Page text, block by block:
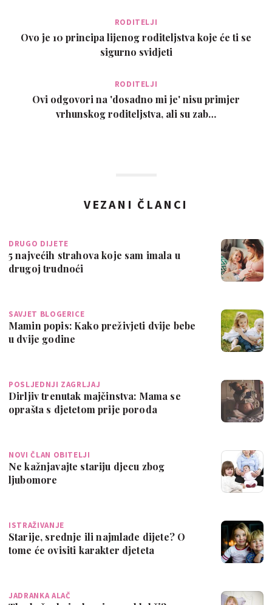
RODITELJI
Ovo je 10 principa lijenog roditeljstva koje će ti se
sigurno svidjeti
RODITELJI
Ovi odgovori na 'dosadno mi je' nisu primjer
vrhunskog roditeljstva, ali su zab…
VEZANI ČLANCI
DRUGO DIJETE
5 najvećih strahova koje sam imala u
drugoj trudnoći
SAVJET BLOGERICE
Mamin popis: Kako preživjeti dvije bebe
u dvije godine
POSLJEDNJI ZAGRLJAJ
Dirljiv trenutak majčinstva: Mama se
oprašta s djetetom prije poroda
NOVI ČLAN OBITELJI
Ne kažnjavajte stariju djecu zbog
ljubomore
ISTRAŽIVANJE
Starije, srednje ili najmlađe dijete? O
tome će ovisiti karakter djeteta
JADRANKA ALAČ